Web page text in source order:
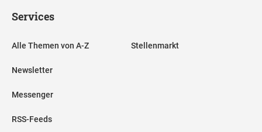
Services
Alle Themen von A-Z
Newsletter
Messenger
RSS-Feeds
Stellenmarkt